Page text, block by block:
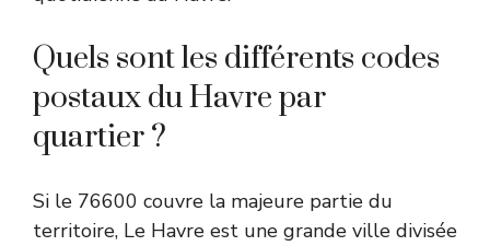
Quels sont les différents codes
postaux du Havre par
quartier ?
Si le 76600 couvre la majeure partie du
territoire, Le Havre est une grande ville divisée